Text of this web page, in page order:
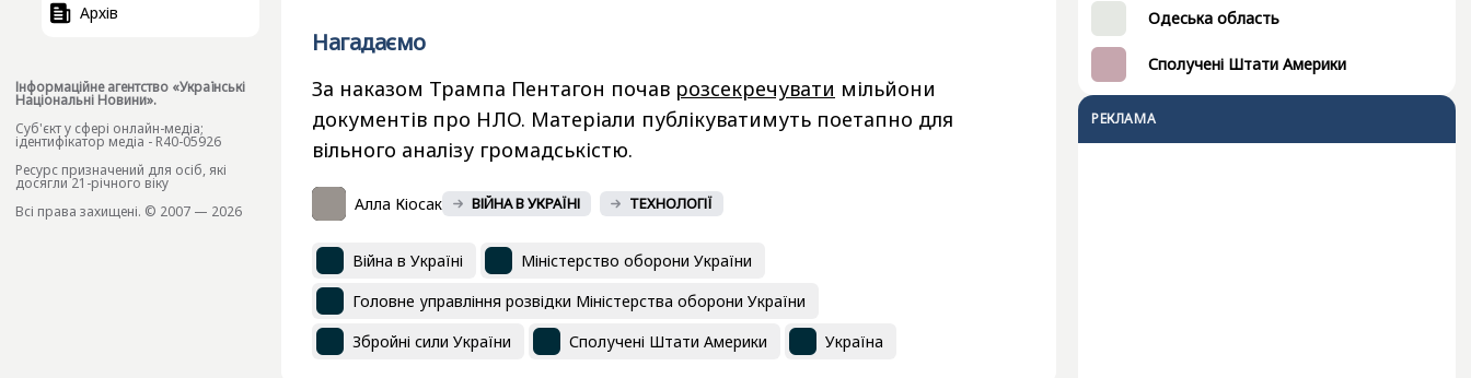
Архів
Інформаційне агентство «Українські
Національні Новини».
Cуб'єкт у сфері онлайн-медіа;
ідентифікатор медіа - R40-05926
Ресурс призначений для осіб, які
досягли 21-річного віку
Всі права захищені. © 2007 — 2026
Одеська область
Сполучені Штати Америки
РЕКЛАМА
Нагадаємо
За наказом Трампа Пентагон почав розсекречувати мільйони
документів про НЛО. Матеріали публікуватимуть поетапно для
вільного аналізу громадськістю.
Алла Кіосак ВІЙНА В УКРАЇНІ ТЕХНОЛОГІЇ
Війна в Україні
Міністерство оборони України
Головне управління розвідки Міністерства оборони України
Збройні сили України
Сполучені Штати Америки Україна